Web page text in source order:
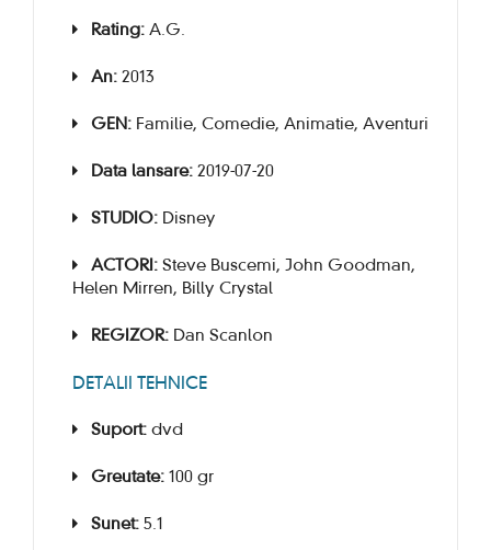
Rating: A.G.
An: 2013
GEN: Familie, Comedie, Animatie, Aventuri
Data lansare: 2019-07-20
STUDIO: Disney
ACTORI: Steve Buscemi, John Goodman,
Helen Mirren, Billy Crystal
REGIZOR: Dan Scanlon
DETALII TEHNICE
Suport: dvd
Greutate: 100 gr
Sunet: 5.1